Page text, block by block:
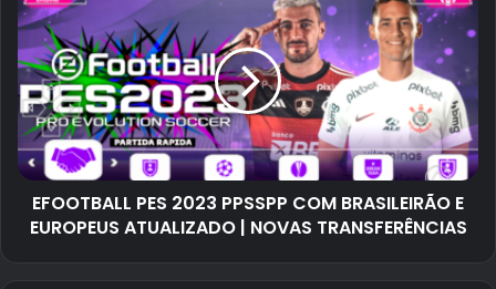
EFOOTBALL PES 2023 PPSSPP COM BRASILEIRÃO E
EUROPEUS ATUALIZADO | NOVAS TRANSFERÊNCIAS